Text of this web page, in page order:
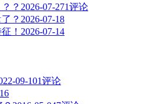
？ 2026-07-271评论
？ 2026-07-18
！ 2026-07-14
09-101评论